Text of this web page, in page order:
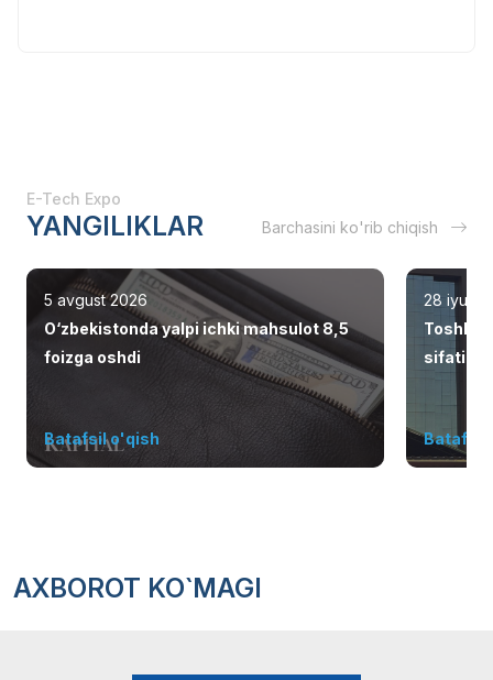
E-Tech Expo
YANGILIKLAR Barchasini ko'rib chiqish
5 avgust 2026
O‘zbekistonda yalpi ichki mahsulot 8,5
foizga oshdi
Batafsil o'qish
28 iyul
Batafsil
AXBOROT KO`MAGI